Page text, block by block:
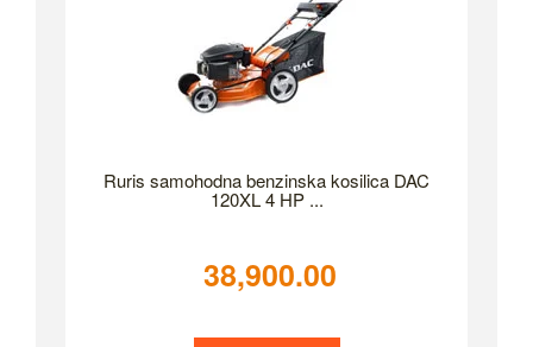
Ruris samohodna benzinska kosilica DAC
120XL 4 HP ...
38,900.00